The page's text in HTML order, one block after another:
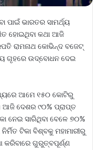
ଭାରତର ସାମର୍ଥ୍ୟ
ହୋଇଥିବା କଥା ଆଜି
ରାମନାଥ କୋଭିନ୍ଦ ବଜେଟ୍‌
ଉଦ୍‌ବୋଧନ ଦେଇ
ଆମେ ୧୫୦ କୋଟିରୁ
ଆଜି ଦେଶର ୯୦% ପ୍ରାପ୍ତ
ନେଇ ସାରିଥିବା ବେଳେ ୭୦%
ଟିକା ବିଶ୍ବକୁ ମହାମାରୀରୁ
କରିବାରେ ଗୁରୁତ୍ବପୂର୍ଣ୍ଣ